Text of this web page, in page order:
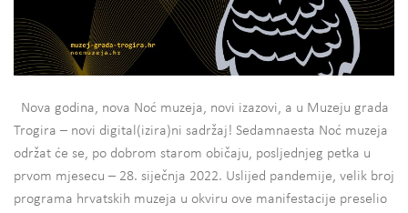
Nova godina, nova Noć muzeja, novi izazovi, a u Muzeju grada
Trogira – novi digital(izira)ni sadržaj! Sedamnaesta Noć muzeja
održat će se, po dobrom starom običaju, posljednjeg petka u
prvom mjesecu – 28. siječnja 2022. Uslijed pandemije, velik broj
programa hrvatskih muzeja u okviru ove manifestacije preselio